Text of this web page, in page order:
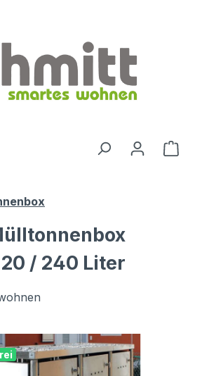
/ 240 Liter